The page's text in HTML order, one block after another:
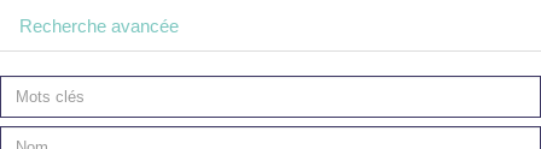
Recherche avancée